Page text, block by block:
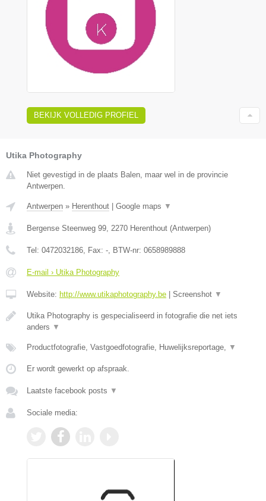
BEKIJK VOLLEDIG PROFIEL
Utika Photography
Niet gevestigd in de plaats Balen, maar wel in de provincie
Antwerpen.
Antwerpen » Herenthout Google maps ▼
Bergense Steenweg 99, 2270 Herenthout (Antwerpen)
Tel: 0472032186, Fax: -, BTW-nr: 0658989888
E-mail › Utika Photography
Website: http://www.utikaphotography.be Screenshot ▼
Utika Photography is gespecialiseerd in fotografie die net iets
anders ▼
Productfotografie, Vastgoedfotografie, Huwelijksreportage, ▼
Er wordt gewerkt op afspraak.
Laatste facebook posts ▼
Sociale media: